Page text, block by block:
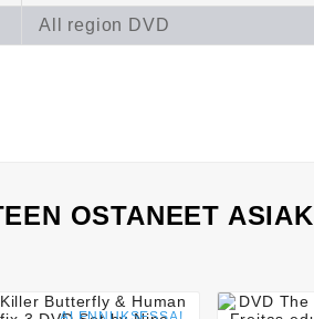
All region DVD
OSTANEET